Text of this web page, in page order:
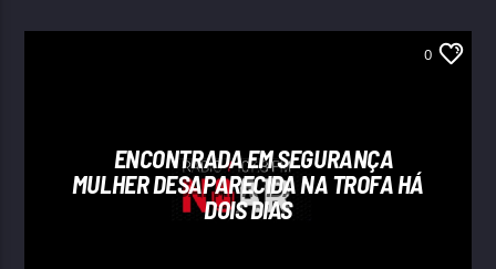
0
ENCONTRADA EM SEGURANÇA
MULHER DESAPARECIDA NA TROFA HÁ
DOIS DIAS